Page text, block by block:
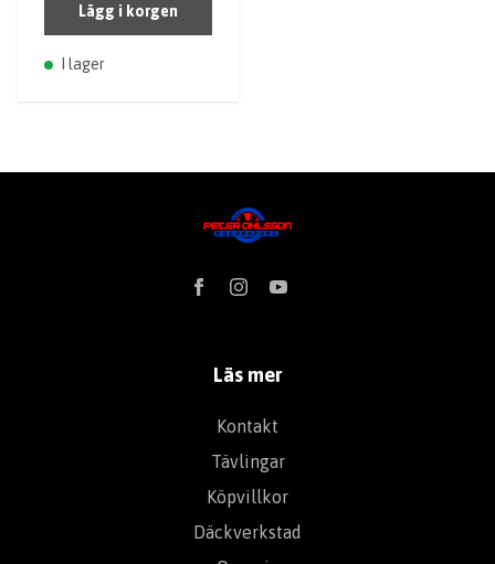
Lägg i korgen
I lager
Läs mer
Kontakt
Tävlingar
Köpvillkor
Däckverkstad